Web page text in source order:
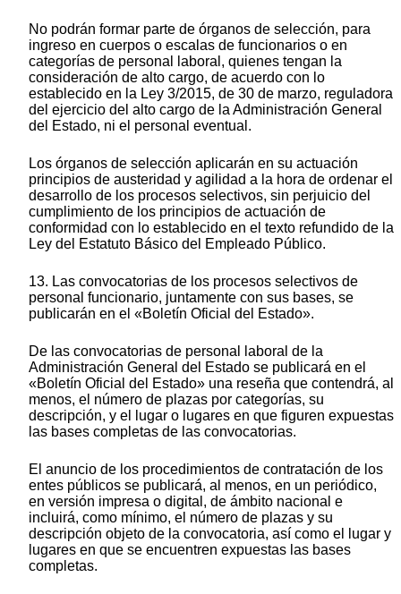
No podrán formar parte de órganos de selección, para
ingreso en cuerpos o escalas de funcionarios o en
categorías de personal laboral, quienes tengan la
consideración de alto cargo, de acuerdo con lo
establecido en la Ley 3/2015, de 30 de marzo, reguladora
del ejercicio del alto cargo de la Administración General
del Estado, ni el personal eventual.
Los órganos de selección aplicarán en su actuación
principios de austeridad y agilidad a la hora de ordenar el
desarrollo de los procesos selectivos, sin perjuicio del
cumplimiento de los principios de actuación de
conformidad con lo establecido en el texto refundido de la
Ley del Estatuto Básico del Empleado Público.
13. Las convocatorias de los procesos selectivos de
personal funcionario, juntamente con sus bases, se
publicarán en el «Boletín Oficial del Estado».
De las convocatorias de personal laboral de la
Administración General del Estado se publicará en el
«Boletín Oficial del Estado» una reseña que contendrá, al
menos, el número de plazas por categorías, su
descripción, y el lugar o lugares en que figuren expuestas
las bases completas de las convocatorias.
El anuncio de los procedimientos de contratación de los
entes públicos se publicará, al menos, en un periódico,
en versión impresa o digital, de ámbito nacional e
incluirá, como mínimo, el número de plazas y su
descripción objeto de la convocatoria, así como el lugar y
lugares en que se encuentren expuestas las bases
completas.